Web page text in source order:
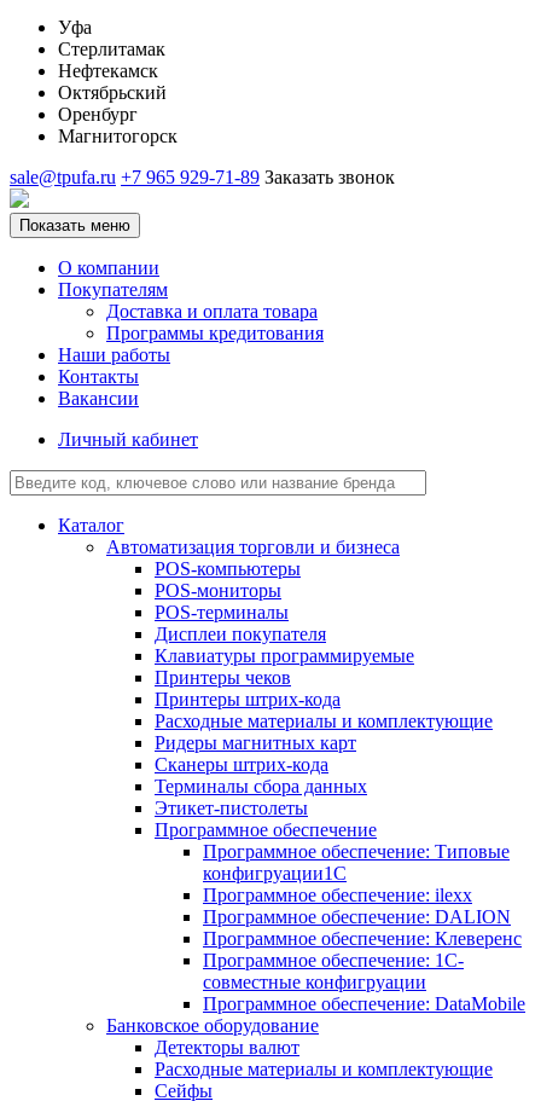
Уфа
Стерлитамак
Нефтекамск
Октябрьский
Оренбург
Магнитогорск
sale@tpufa.ru +7 965 929-71-89 Заказать звонок
Показать меню
О компании
Покупателям
Доставка и оплата товара
Программы кредитования
Наши работы
Контакты
Вакансии
Личный кабинет
Каталог
Автоматизация торговли и бизнеса
POS-компьютеры
POS-мониторы
POS-терминалы
Дисплеи покупателя
Клавиатуры программируемые
Принтеры чеков
Принтеры штрих-кода
Расходные материалы и комплектующие
Ридеры магнитных карт
Сканеры штрих-кода
Терминалы сбора данных
Этикет-пистолеты
Программное обеспечение
Программное обеспечение: Типовые
конфигруации1С
Программное обеспечение: ilexx
Программное обеспечение: DALION
Программное обеспечение: Клеверенс
Программное обеспечение: 1С-
совместные конфигруации
Программное обеспечение: DataMobile
Банковское оборудование
Детекторы валют
Расходные материалы и комплектующие
Сейфы